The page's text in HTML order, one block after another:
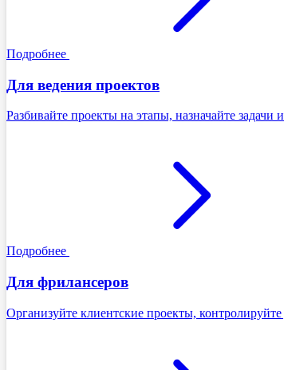
Подробнее
Для ведения проектов
Разбивайте проекты на этапы, назначайте задачи
Подробнее
Для фрилансеров
Организуйте клиентские проекты,